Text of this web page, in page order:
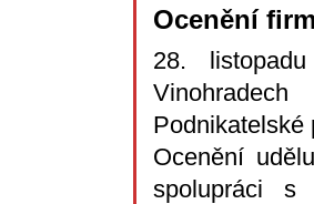
Ocenění
28.
Podnikatelské
Ocenění
spolupráci s